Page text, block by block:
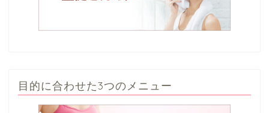
目的に合わせた3つのメニュー